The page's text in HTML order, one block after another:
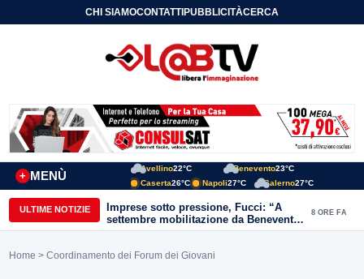
CHI SIAMOCONTATTIPUBBLICITÀCERCA
MENÙ
+
Avellino22°C Benevento23°C
Caserta26°C Napoli27°C Salerno27°C
ULTIME NOTIZIE
Imprese sotto pressione, Fucci: “A
settembre mobilitazione da Benevento
e Avellino”
8 ORE FA
Home > Coordinamento dei Forum dei Giovani